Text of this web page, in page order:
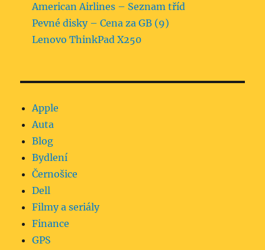
American Airlines – Seznam tříd
Pevné disky – Cena za GB (9)
Lenovo ThinkPad X250
Apple
Auta
Blog
Bydlení
Černošice
Dell
Filmy a seriály
Finance
GPS